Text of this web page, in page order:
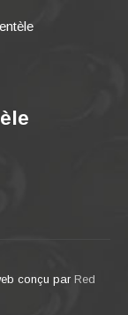
conçu par Red